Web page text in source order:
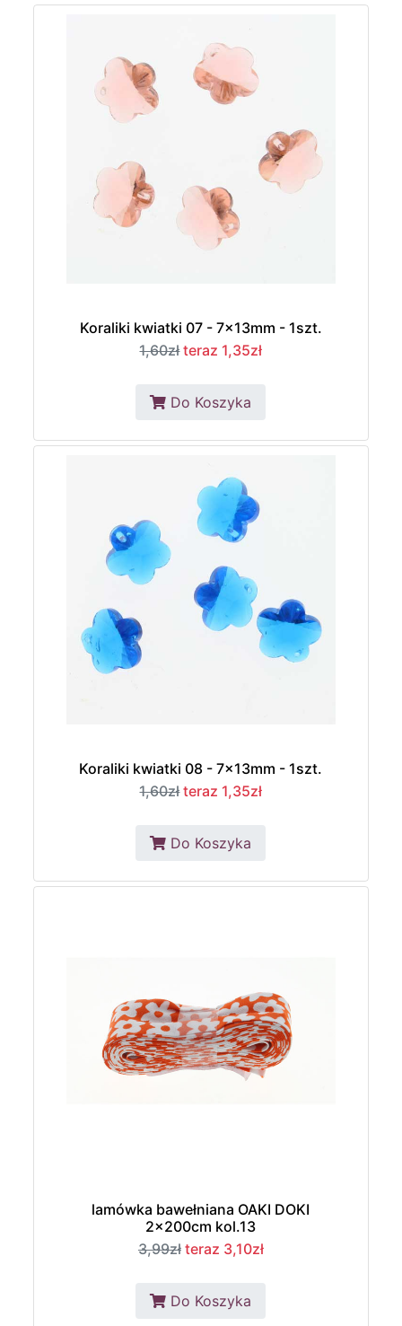
Koraliki kwiatki 07 - 7x13mm - 1szt.
1,60zł teraz 1,35zł
Do Koszyka
Koraliki kwiatki 08 - 7x13mm - 1szt.
1,60zł teraz 1,35zł
Do Koszyka
lamówka bawełniana OAKI DOKI
2x200cm kol.13
3,99zł teraz 3,10zł
Do Koszyka